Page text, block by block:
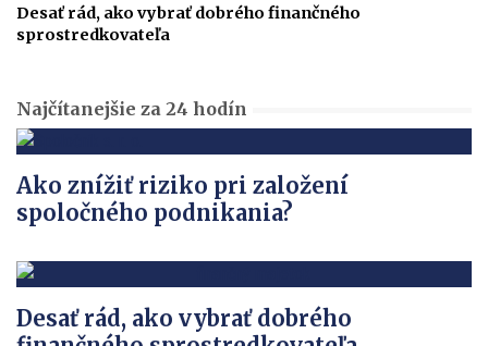
Desať rád, ako vybrať dobrého finančného
sprostredkovateľa
Najčítanejšie za 24 hodín
Ako znížiť riziko pri založení
spoločného podnikania?
Desať rád, ako vybrať dobrého